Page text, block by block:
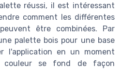
réussi, il est intéressant
comment les différentes
être combinées. Par
palette bois pour une base
l'application en un moment
couleur se fond de façon